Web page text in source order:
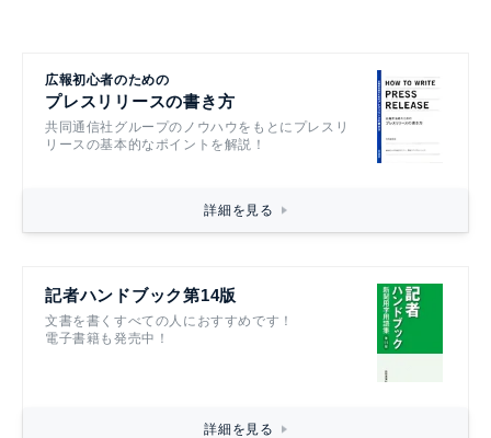
広報初心者のための
プレスリリースの書き方
共同通信社グループのノウハウをもとにプレスリ
リースの基本的なポイントを解説！
詳細を見る
記者ハンドブック第14版
文書を書くすべての人におすすめです！
電子書籍も発売中！
詳細を見る